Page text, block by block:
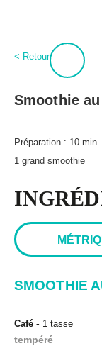
< Retour
Smoothie
Préparation : 10 min
1 grand smoothie
SMOOTHIE
Café - 1 tasse
tempéré
À propos
Paméla Rousseau